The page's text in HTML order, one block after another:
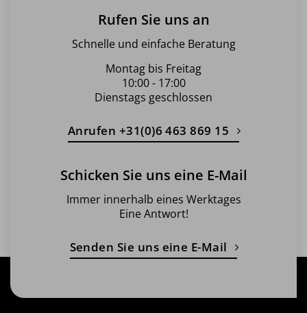
Rufen Sie uns an
Schnelle und einfache Beratung
Montag bis Freitag
10:00 - 17:00
Dienstags geschlossen
Anrufen +31(0)6 463 869 15
Schicken Sie uns eine E-Mail
Immer innerhalb eines Werktages
Eine Antwort!
Senden Sie uns eine E-Mail